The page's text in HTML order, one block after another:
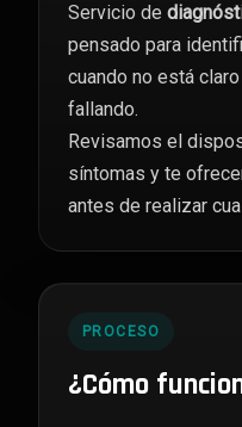
Servicio de
pensado para
cuando no está
fallando.
Revisamos el
síntomas y te
antes de realizar
PROCESO
¿Cómo